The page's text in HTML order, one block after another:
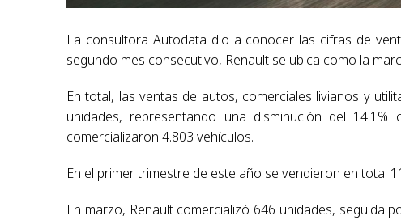
La consultora Autodata dio a conocer las cifras de
segundo mes consecutivo, Renault se ubica como la
En total, las ventas de autos, comerciales livianos y
unidades, representando una disminución del
comercializaron 4.803 vehículos.
En el primer trimestre de este año se vendieron en total
En marzo, Renault comercializó 646 unidades, seguida